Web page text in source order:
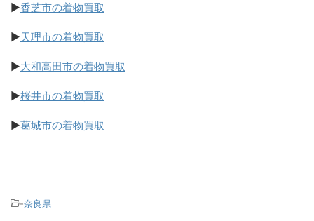
▶香芝市の着物買取
▶天理市の着物買取
▶大和高田市の着物買取
▶桜井市の着物買取
▶葛城市の着物買取
-奈良県